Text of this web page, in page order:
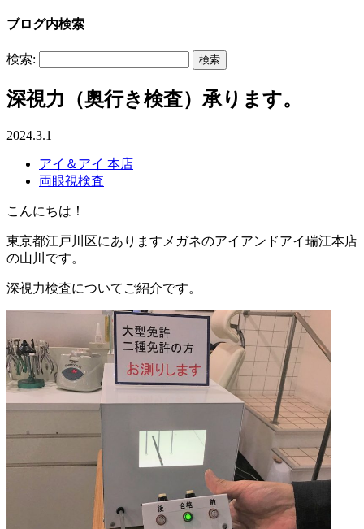
ブログ内検索
検索:
深視力（奥行き検査）承ります。
2024.3.1
アイ＆アイ 本店
両眼視検査
こんにちは！
東京都江戸川区にありますメガネのアイアンドアイ瑞江本店
の山川です。
深視力検査についてご紹介です。